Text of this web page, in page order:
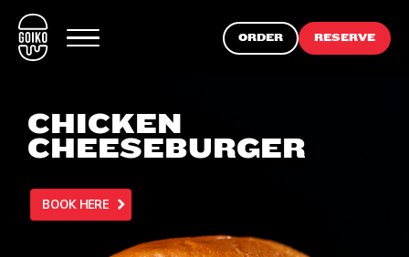
ORDER RESERVE
CHICKEN
CHEESEBURGER
BOOK HERE